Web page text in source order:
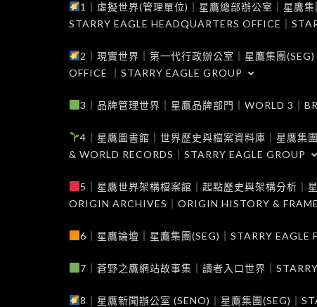
1｜虛擬世界(管理單位)｜星鷹總部辦公室｜星鷹
STARRY EAGLE HEADQUARTERS OFFICE｜
2｜現實世界｜第一代行政辦公室｜星鷹集團
OFFICE ｜STARRY EAGLE GROUP
3｜品牌管理世界｜星鷹品牌部門｜WORLD 3｜
4｜星鷹圖書館｜世界歷史與檔案資料庫｜星鷹集
& WORLD RECORDS｜STARRY EAGLE GROUP
5｜星鷹世界架構檔案館｜起點歷史與架構分析｜
ORIGIN ARCHIVES｜ORIGIN HISTORY &
6｜星鷹論壇｜星鷹集團(SEG)｜STARRY EAGLE
7｜蒼野之鷹網站故事集｜讀者入口世界｜
8｜星鷹新聞辦公室 (SENO)｜星鷹集團(SEG)｜